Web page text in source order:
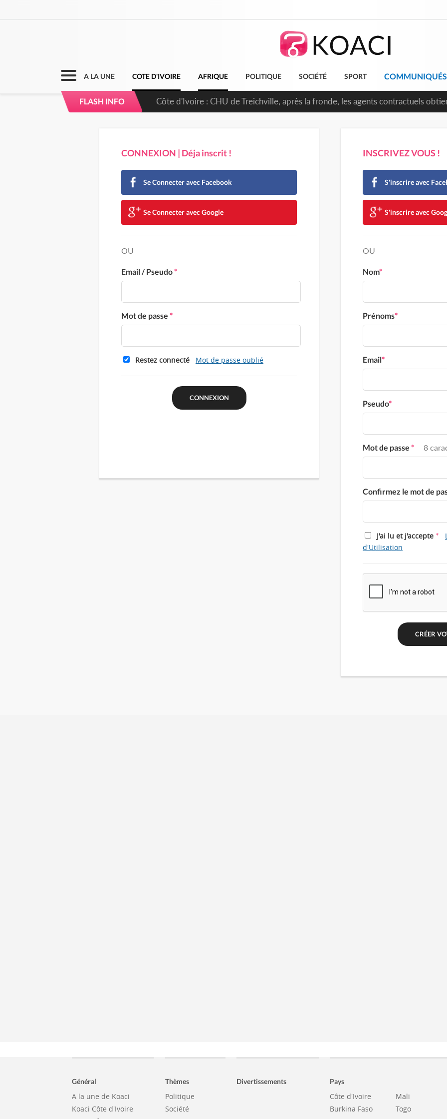
A LA UNE COTE D'IVOIRE AFRIQUE POLITIQUE SOCIÉTÉ SPORT COMMUNIQUÉS
FLASH INFO
Côte d'Ivoire : CHU de Treichville, après la fronde, les agents contractuels
CONNEXION | Déja inscrit !
Se Connecter avec Facebook
Se Connecter avec Google
OU
Email / Pseudo*
Mot de passe *
Restez connecté Mot de passe oublié
INSCRIVEZ VOUS !
S'inscrire avec
S'inscrire avec
OU
Nom*
Prénoms*
Email*
Pseudo*
Mot de passe * 8
Confirmez le mot de
J'ai lu et j'accepte *
d'Utilisation
Général
A la une de Koaci
Koaci Côte d'Ivoire
Thèmes
Politique
Société
Divertissements Pays
Côte d'Ivoire
Burkina Faso
Mali
Togo